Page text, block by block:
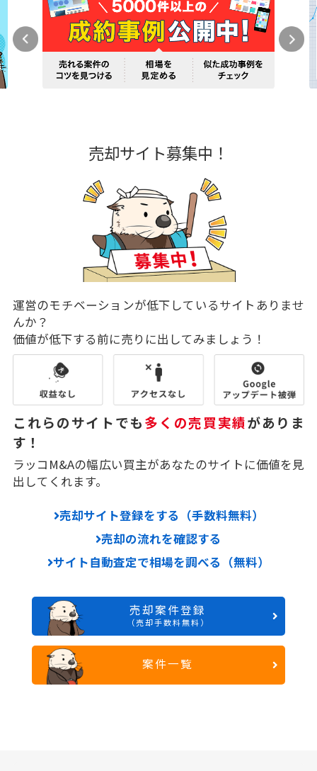
売却サイト募集中！
運営のモチベーションが低下しているサイトありませ
んか？
価値が低下する前に売りに出してみましょう！
これらのサイトでも多くの売買実績がありま
す！
ラッコM&Aの幅広い買主があなたのサイトに価値を見
出してくれます。
売却サイト登録をする（手数料無料）
売却の流れを確認する
サイト自動査定で相場を調べる（無料）
売却案件登録
（売却手数料無料）
案件一覧